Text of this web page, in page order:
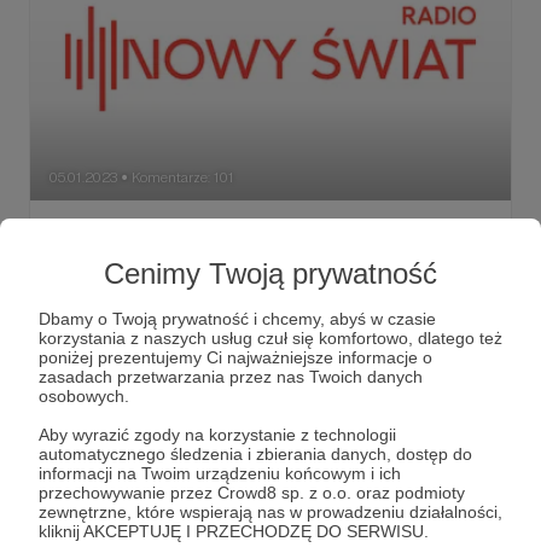
Cenimy Twoją prywatność
Dbamy o Twoją prywatność i chcemy, abyś w czasie
korzystania z naszych usług czuł się komfortowo, dlatego też
poniżej prezentujemy Ci najważniejsze informacje o
zasadach przetwarzania przez nas Twoich danych
osobowych.
Aby wyrazić zgody na korzystanie z technologii
automatycznego śledzenia i zbierania danych, dostęp do
informacji na Twoim urządzeniu końcowym i ich
przechowywanie przez Crowd8 sp. z o.o. oraz podmioty
zewnętrzne, które wspierają nas w prowadzeniu działalności,
kliknij AKCEPTUJĘ I PRZECHODZĘ DO SERWISU.
05.01.2023 ● Komentarze: 101
początek 2023 roku
Nowa, ulepszona wersja aplikacji z funkcjami obiecanymi
tylko kilka nowości, które pojawią się w Radiu Nowy Świat
już w styczniu.
Radio Nowy Świat Weronika Wawrzkowicz
Weronika Wawrzkowicz-Nasternak